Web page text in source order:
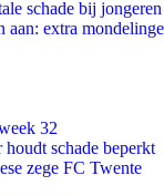
schade bij jongeren
aan: extra mondelinge
32
schade beperkt
zege FC Twente